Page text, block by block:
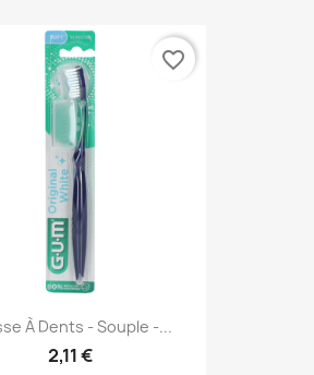
À Dents - Souple -...
2,11 €
favorite_border